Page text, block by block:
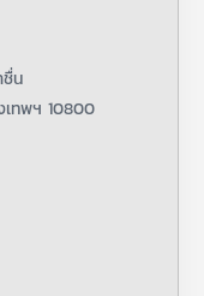
ชื่น
เทพฯ 10800